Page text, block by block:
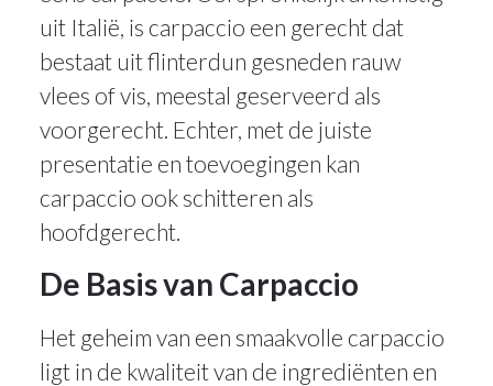
uit Italië, is carpaccio een gerecht dat
bestaat uit flinterdun gesneden rauw
vlees of vis, meestal geserveerd als
voorgerecht. Echter, met de juiste
presentatie en toevoegingen kan
carpaccio ook schitteren als
hoofdgerecht.
De Basis van Carpaccio
Het geheim van een smaakvolle carpaccio
ligt in de kwaliteit van de ingrediënten en